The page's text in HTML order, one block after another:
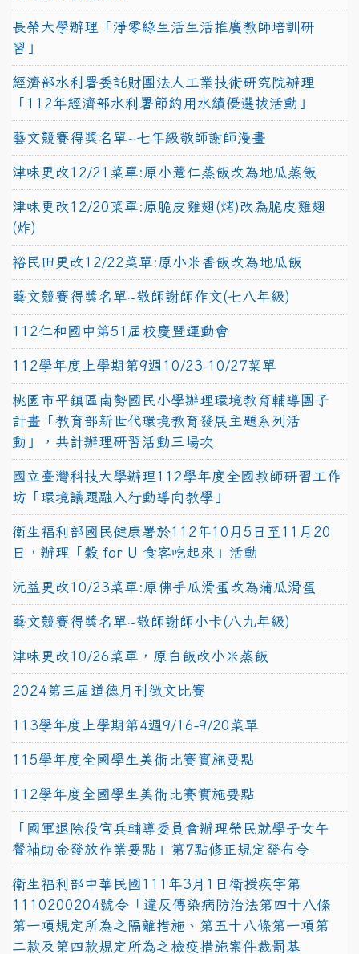
長榮大學辦理「淨零綠生活生活推廣教師培訓研
習」
經濟部水利署委託財團法人工業技術研究院辦理
「112年經濟部水利署節約用水績優選拔活動」
藝文競賽得獎名單~七年級敬師謝師漫畫
津味更改12/21菜單:原小薏仁蒸飯改為地瓜蒸飯
津味更改12/20菜單:原脆皮雞翅(烤)改為脆皮雞翅
(炸)
裕民田更改12/22菜單:原小米香飯改為地瓜飯
藝文競賽得獎名單~敬師謝師作文(七八年級)
112仁和國中第51屆校慶暨運動會
112學年度上學期第9週10/23-10/27菜單
桃園市平鎮區南勢國民小學辦理環境教育輔導團子
計畫「教育部新世代環境教育發展主題系列活
動」，共計辦理研習活動三場次
國立臺灣科技大學辦理112學年度全國教師研習工作
坊「環境議題融入行動導向教學」
衛生福利部國民健康署於112年10月5日至11月20
日，辦理「穀 for U 食客吃起來」活動
沅益更改10/23菜單:原佛手瓜滑蛋改為蒲瓜滑蛋
藝文競賽得獎名單~敬師謝師小卡(八九年級)
津味更改10/26菜單，原白飯改小米蒸飯
2024第三屆道德月刊徵文比賽
113學年度上學期第4週9/16-9/20菜單
115學年度全國學生美術比賽實施要點
112學年度全國學生美術比賽實施要點
「國軍退除役官兵輔導委員會辦理榮民就學子女午
餐補助金發放作業要點」第7點修正規定發布令
衛生福利部中華民國111年3月1日衛授疾字第
1110200204號令「違反傳染病防治法第四十八條
第一項規定所為之隔離措施、第五十八條第一項第
二款及第四款規定所為之檢疫措施案件裁罰基